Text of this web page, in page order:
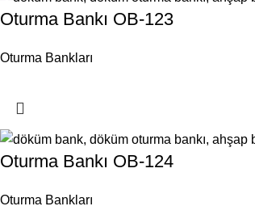
Oturma Bankı OB-123
Oturma Bankları
Oturma Bankı OB-124
Oturma Bankları